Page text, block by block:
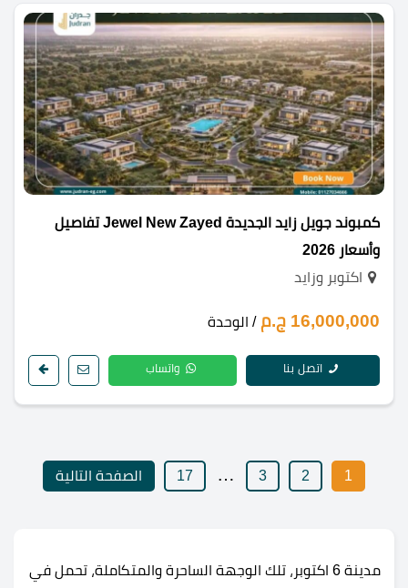
كمبوند جويل زايد الجديدة Jewel New Zayed تفاصيل
وأسعار 2026
اكتوبر وزايد
16,000,000 ج.م / الوحدة
اتصل بنا واتساب
1
2
3
…
17 الصفحة التالية
مدينة 6 اكتوبر، تلك الوجهة الساحرة والمتكاملة، تحمل في